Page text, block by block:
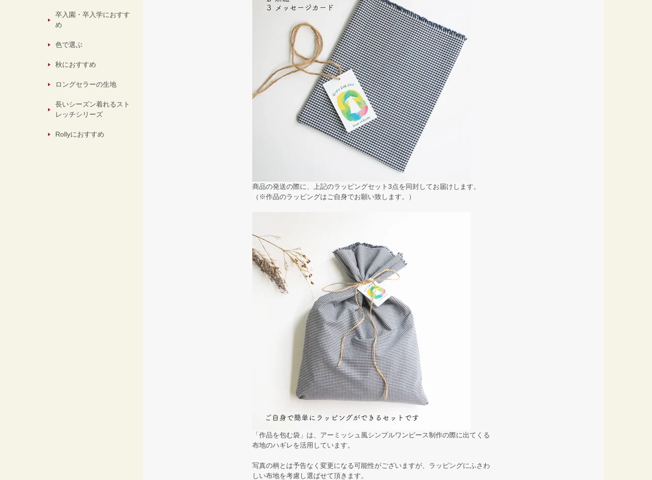
商品の発送の際に、上記のラッピングセット3点を同封してお届けします。
（※作品のラッピングはご自身でお願い致します。）
「作品を包む袋」は、アーミッシュ風シンプルワンピース制作の際に出てくる
布地のハギレを活用しています。
写真の柄とは予告なく変更になる可能性がございますが、ラッピングにふさわ
しい布地を考慮し選ばせて頂きます。
卒入園・卒入学におすす
め
色で選ぶ
秋におすすめ
ロングセラーの生地
長いシーズン着れるスト
レッチシリーズ
Rollyにおすすめ